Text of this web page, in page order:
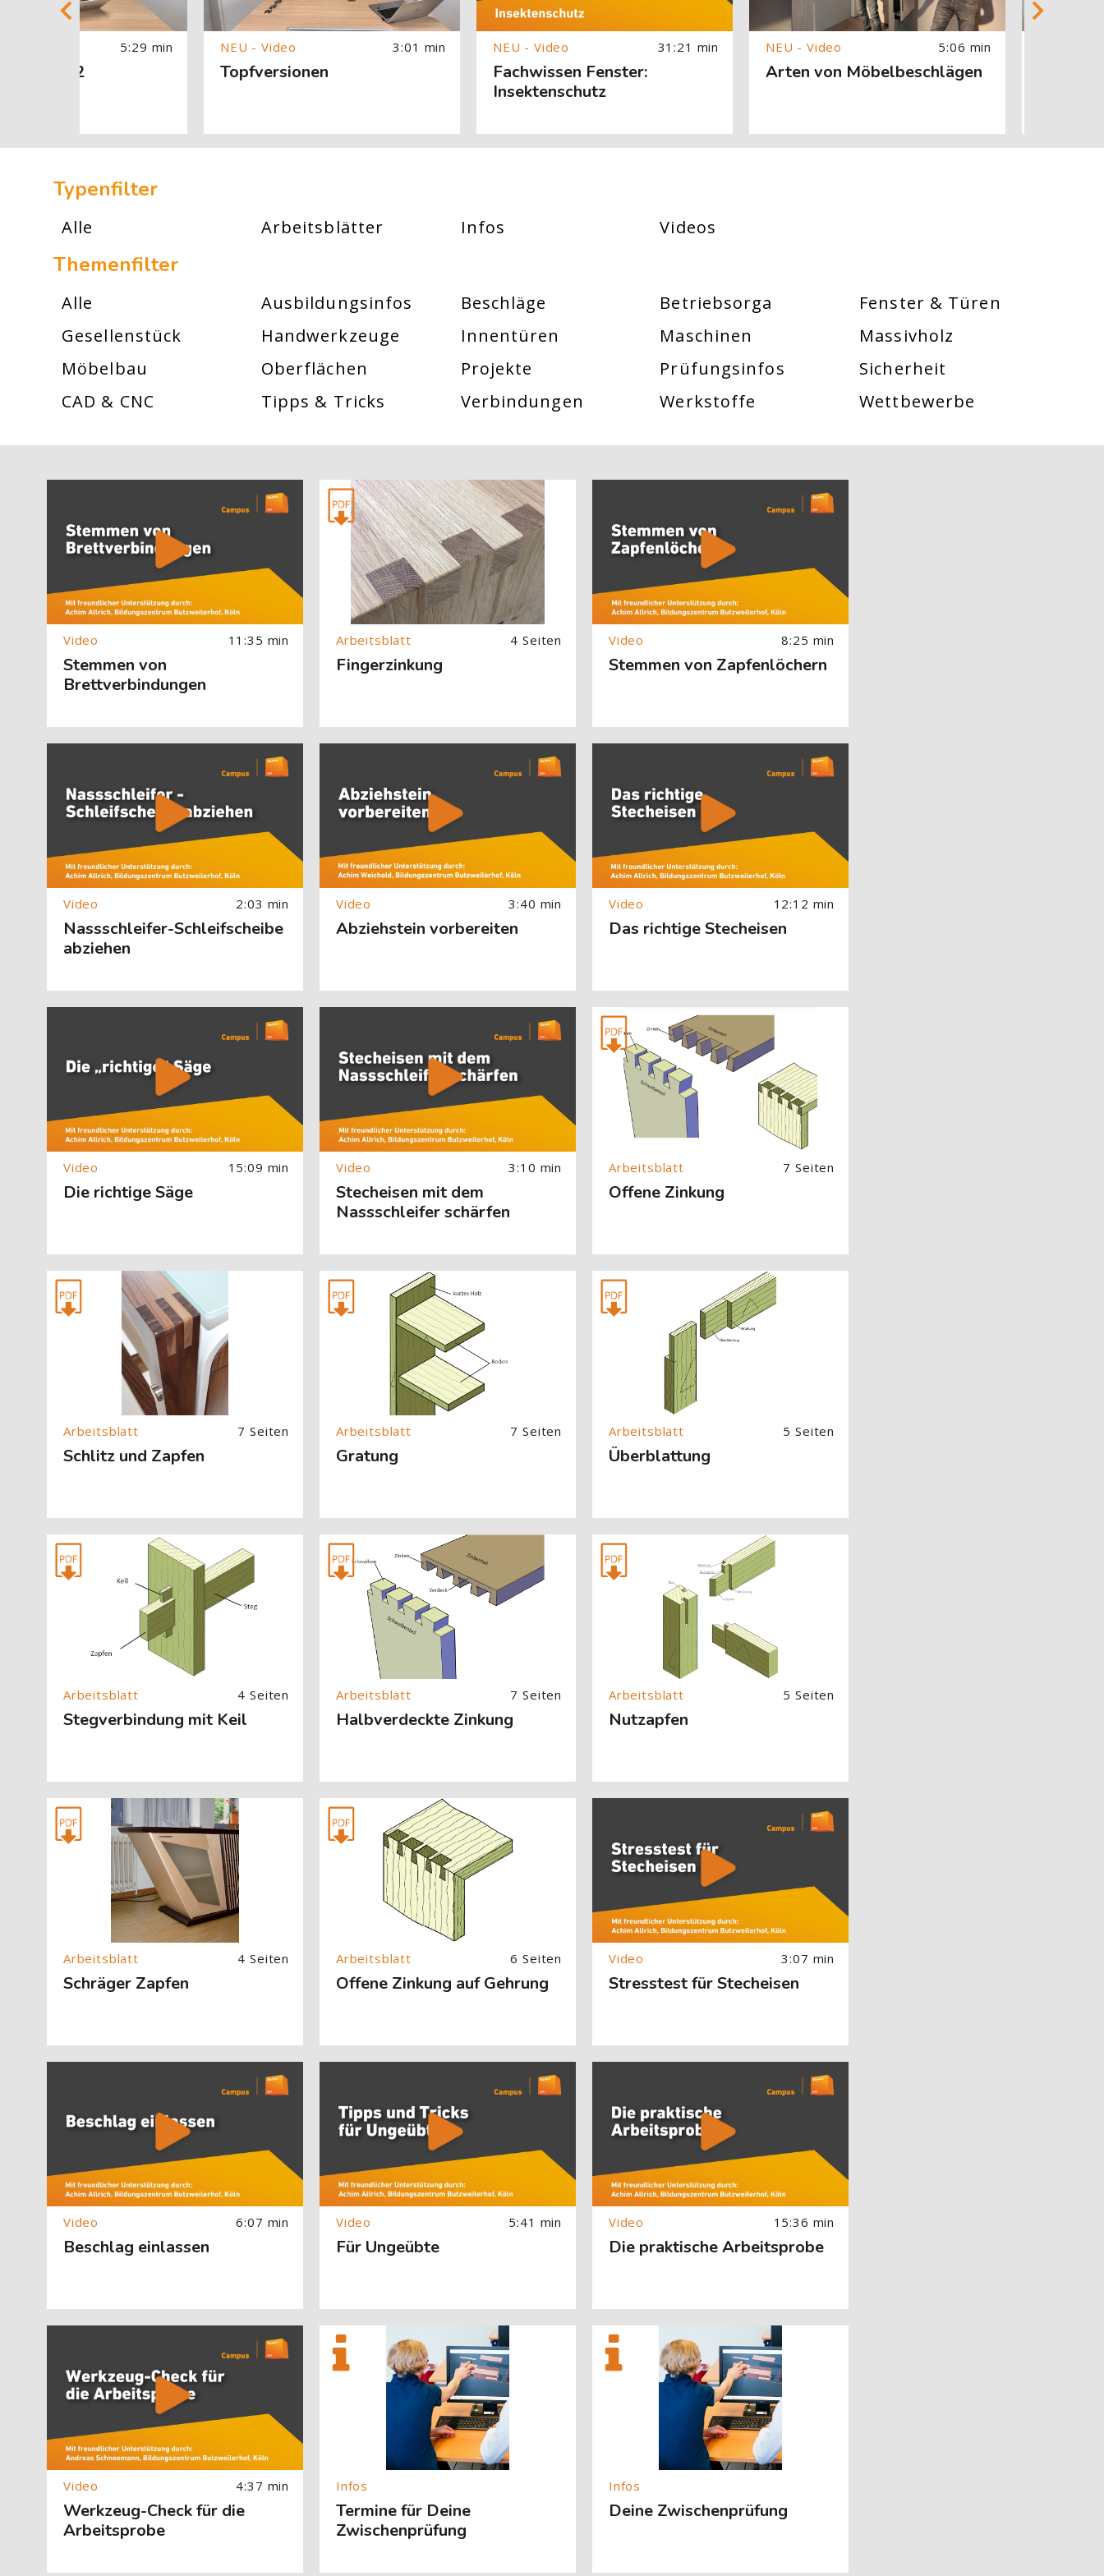
5:29 min
32 - Teil 2
3:01 min
Topfversionen
31:21 min
Fachwissen Fenster:
Insektenschutz
5:06 min
Arten von Möbelbeschlägen
Typenfilter
Alle Arbeitsblätter Infos Videos
Themenfilter
Alle Ausbildungsinfos Beschläge Betriebsorga
Fenster & Türen
Gesellenstück
Handwerkzeuge Innentüren Maschinen
Massivholz
Möbelbau
Oberflächen Projekte Prüfungsinfos
Sicherheit
CAD & CNC
Tipps & Tricks Verbindungen Werkstoffe Wettbewerbe
[Cocoon] About (Text with Image) überspringen
11:35 min
Stemmen von
Brettverbindungen
[Cocoon] About (Text with Image) überspringen
4 Seiten
Fingerzinkung
[Cocoon] About (Text with Image) überspringen
8:25 min
Stemmen von Zapfenlöchern
[Cocoon] About (Text with Image) überspringen
2:03 min
Nassschleifer-Schleifscheibe
abziehen
[Cocoon] About (Text with Image) überspringen
3:40 min
Abziehstein vorbereiten
[Cocoon] About (Text with Image) überspringen
12:12 min
Das richtige Stecheisen
[Cocoon] About (Text with Image) überspringen
15:09 min
Die richtige Säge
[Cocoon] About (Text with Image) überspringen
3:10 min
Stecheisen mit dem
Nassschleifer schärfen
[Cocoon] About (Text with Image) überspringen
7 Seiten
Offene Zinkung
[Cocoon] About (Text with Image) überspringen
7 Seiten
Schlitz und Zapfen
[Cocoon] About (Text with Image) überspringen
7 Seiten
Gratung
[Cocoon] About (Text with Image) überspringen
5 Seiten
Überblattung
[Cocoon] About (Text with Image) überspringen
4 Seiten
Stegverbindung mit Keil
[Cocoon] About (Text with Image) überspringen
7 Seiten
Halbverdeckte Zinkung
[Cocoon] About (Text with Image) überspringen
5 Seiten
Nutzapfen
[Cocoon] About (Text with Image) überspringen
4 Seiten
Schräger Zapfen
[Cocoon] About (Text with Image) überspringen
6 Seiten
Offene Zinkung auf Gehrung
[Cocoon] About (Text with Image) überspringen
3:07 min
Stresstest für Stecheisen
[Cocoon] About (Text with Image) überspringen
6:07 min
Beschlag einlassen
[Cocoon] About (Text with Image) überspringen
5:41 min
Für Ungeübte
[Cocoon] About (Text with Image) überspringen
15:36 min
Die praktische Arbeitsprobe
[Cocoon] About (Text with Image) überspringen
4:37 min
Werkzeug-Check für die
Arbeitsprobe
[Cocoon] About (Text with Image) überspringen
Termine für Deine
Zwischenprüfung
[Cocoon] About (Text with Image) überspringen
Deine Zwischenprüfung